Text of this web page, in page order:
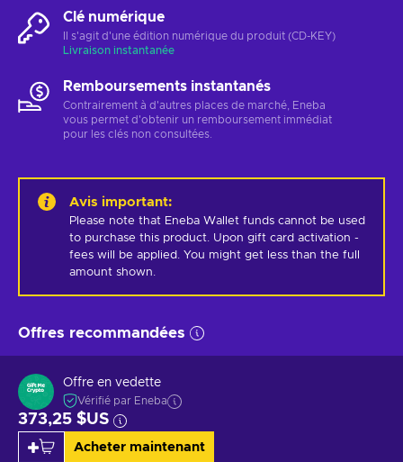
Clé numérique
Il s'agit d'une édition numérique du produit (CD-KEY)
Livraison instantanée
Remboursements instantanés
Contrairement à d'autres places de marché, Eneba
vous permet d'obtenir un remboursement immédiat
pour les clés non consultées.
Avis important:
Please note that Eneba Wallet funds cannot be used
to purchase this product. Upon gift card activation -
fees will be applied. You might get less than the full
amount shown.
Offres recommandées
Offre en vedette
Vérifié par Eneba
373,25 $US
Acheter maintenant